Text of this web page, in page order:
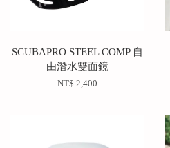
SCUBAPRO STEEL COMP 自
由潛水雙面鏡
NT$ 2,400